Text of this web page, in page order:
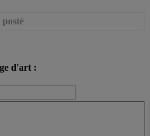
d'art :